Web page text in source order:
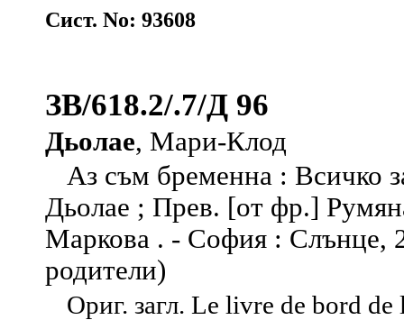
Сист. No: 93608
ЗВ/618.2/.7/Д 96
Дьолае, Мари-Клод
Аз съм бременна : Всичко
Дьолае ; Прев. [от фр.]
Маркова . - София : Слънце,
родители)
Ориг. загл. Le livre de bord